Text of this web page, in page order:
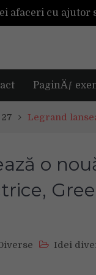
poate fi
PaginÄƒ
27 Legrand
o
Idei